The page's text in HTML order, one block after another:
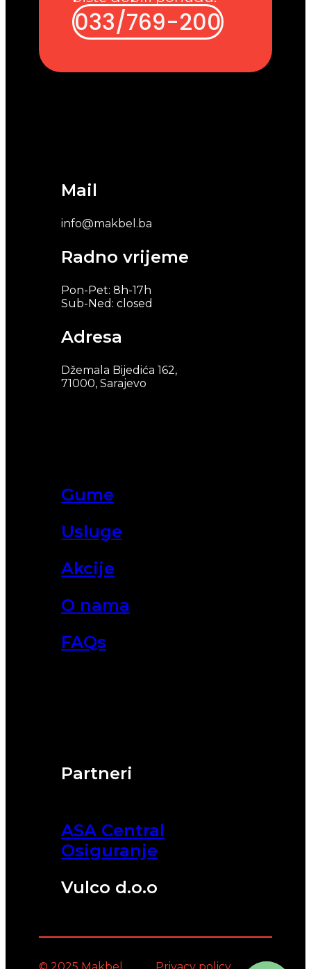
Partneri
ASA Central
Osiguranje
Vulco d.o.o
Gume
Usluge
Akcije
O nama
FAQs
Mail
info@makbel.ba
Radno vrijeme
Pon-Pet: 8h-17h
Sub-Ned: closed
Adresa
Džemala Bijedića 162,
71000, Sarajevo
033/769-200